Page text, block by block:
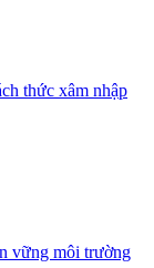
thức xâm nhập
vững môi trường